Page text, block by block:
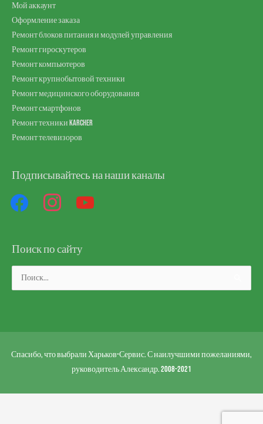
Мой аккаунт
Оформление заказа
Ремонт блоков питания и модулей управления
Ремонт гироскутеров
Ремонт компьютеров
Ремонт крупнобытовой техники
Ремонт медицинского оборудования
Ремонт смартфонов
Ремонт техники Karcher
Ремонт телевизоров
Подписывайтесь на наши каналы
facebook instagram youtube
Поиск по сайту
Поиск:
Спасибо, что выбрали Харьков-Сервис. С наилучшими пожеланиями,
руководитель Александр. 2008-2021